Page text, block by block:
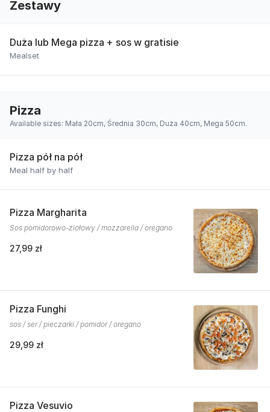
Zestawy
Duża lub Mega pizza + sos w gratisie
Mealset
Pizza
Available sizes: Mała 20cm, Średnia 30cm, Duża 40cm, Mega 50cm.
Pizza pół na pół
Meal half by half
Pizza Margharita
Sos pomidorowo-ziołowy / mozzarella / oregano
27,99 zł
Pizza Funghi
sos / ser / pieczarki / pomidor / oregano
29,99 zł
Pizza Vesuvio